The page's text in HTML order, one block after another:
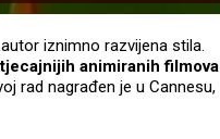
iznimno razvijena stila.
animiranih filmova
rad nagrađen je u Cannesu,